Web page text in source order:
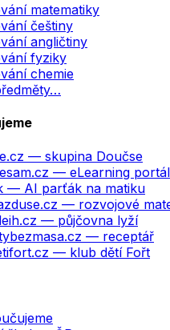
matematiky
češtiny
angličtiny
fyziky
chemie
— skupina Doučse
— eLearning portál
— AI parťák na matiku
— rozvojové
— půjčovna lyží
— receptář
— klub dětí Fořt